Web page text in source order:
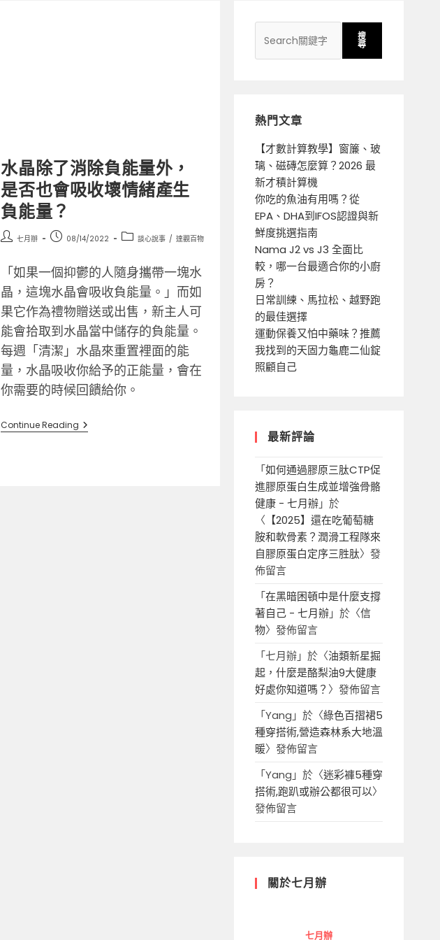
水晶除了消除負能量外，
是否也會吸收壞情緒產生
負能量？
七月辦 08/14/2022 談心說事 / 達觀百物
「如果一個抑鬱的人隨身攜帶一塊水
晶，這塊水晶會吸收負能量。」而如
果它作為禮物贈送或出售，新主人可
能會拾取到水晶當中儲存的負能量。
每週「清潔」水晶來重置裡面的能
量，水晶吸收你給予的正能量，會在
你需要的時候回饋給你。
Continue Reading
搜
尋
熱門文章
【才數計算教學】窗簾、玻
璃、磁磚怎麼算？2026 最
新才積計算機
你吃的魚油有用嗎？從
EPA、DHA到IFOS認證與新
鮮度挑選指南
Nama J2 vs J3 全面比
較，哪一台最適合你的小廚
房？
日常訓練、馬拉松、越野跑
的最佳選擇
運動保養又怕中藥味？推薦
我找到的天固力龜鹿二仙錠
照顧自己
最新評論
「如何通過膠原三肽CTP促
進膠原蛋白生成並增強骨骼
健康 - 七月辦」於
〈 【2025】還在吃葡萄糖
胺和軟骨素？潤滑工程隊來
自膠原蛋白定序三胜肽〉發
佈留言
「在黑暗困頓中是什麼支撐
著自己 - 七月辦」於〈信
物〉發佈留言
「七月辦」於〈油類新星掘
起，什麼是酪梨油9大健康
好處你知道嗎？ 〉發佈留言
「Yang 」於〈綠色百摺裙5
種穿搭術,營造森林系大地溫
暖〉發佈留言
「Yang 」於〈迷彩褲5種穿
搭術,跑趴或辦公都很可以〉
發佈留言
關於七月辦
七月辦